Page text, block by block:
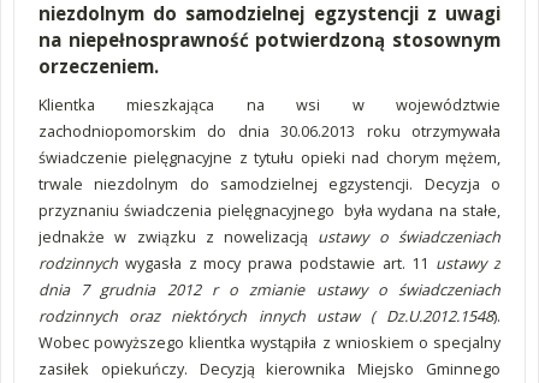
niezdolnym do samodzielnej egzystencji z uwagi
na niepełnosprawność potwierdzoną stosownym
orzeczeniem.
Klientka mieszkająca na wsi w województwie
zachodniopomorskim do dnia 30.06.2013 roku otrzymywała
świadczenie pielęgnacyjne z tytułu opieki nad chorym mężem,
trwale niezdolnym do samodzielnej egzystencji. Decyzja o
przyznaniu świadczenia pielęgnacyjnego była wydana na stałe,
jednakże w związku z nowelizacją ustawy o świadczeniach
rodzinnych wygasła z mocy prawa podstawie art. 11 ustawyz
dnia 7 grudnia 2012 r o zmianie ustawy o świadczeniach
rodzinnych oraz niektórych innych ustaw ( Dz.U.2012.1548).
Wobec powyższego klientka wystąpiła z wnioskiem o specjalny
zasiłek opiekuńczy. Decyzją kierownika Miejsko Gminnego